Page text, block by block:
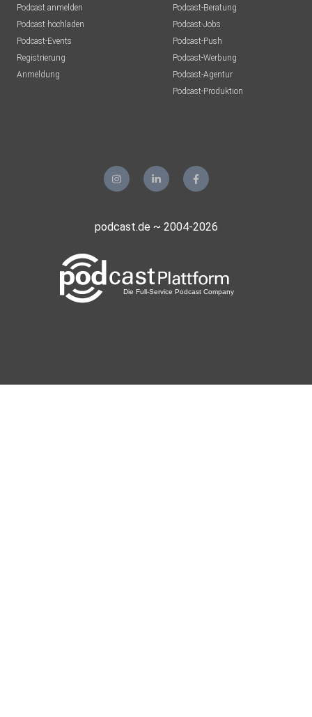
Podcast anmelden
Podcast hochladen
Podcast-Events
Registrierung
Anmeldung
Podcast-Beratung
Podcast-Jobs
Podcast-Push
Podcast-Werbung
Podcast-Agentur
Podcast-Produktion
podcast.de ~ 2004-2026